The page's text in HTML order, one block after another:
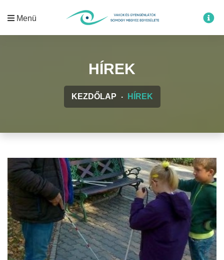
Menü
HÍREK
KEZDŐLAP HÍREK